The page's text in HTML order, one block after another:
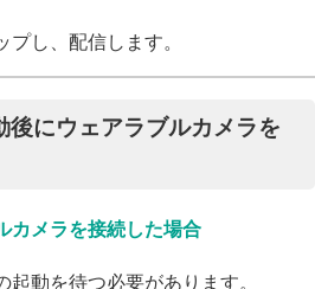
プし、配信します。
後にウェアラブルカメラを
カメラを接続した場合
動を待つ必要があります。